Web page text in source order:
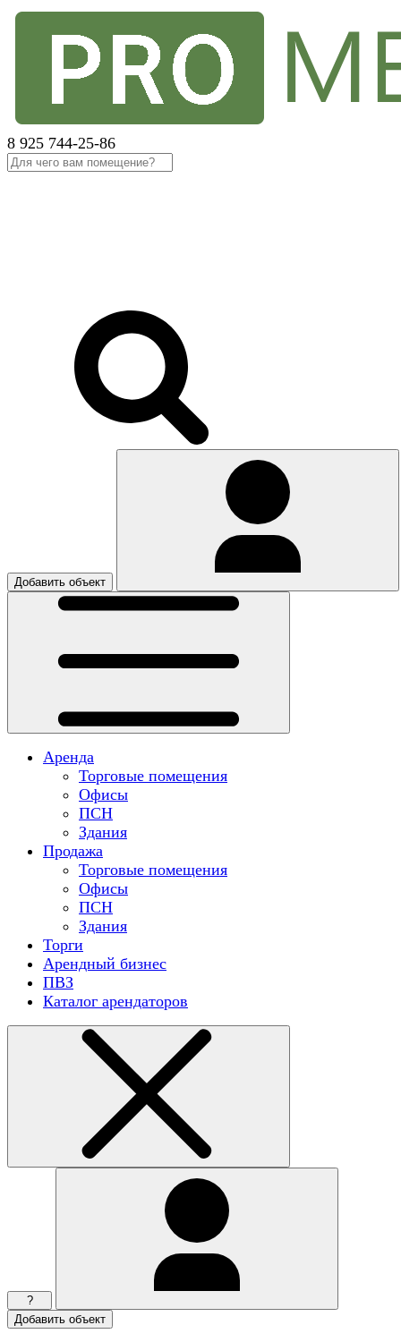
8 925 744-25-86
Добавить объект
Аренда
Торговые помещения
Офисы
ПСН
Здания
Продажа
Торговые помещения
Офисы
ПСН
Здания
Торги
Арендный бизнес
ПВЗ
Каталог арендаторов
?
Добавить объект